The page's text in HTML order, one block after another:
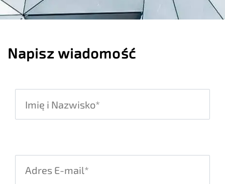
Napisz wiadomość